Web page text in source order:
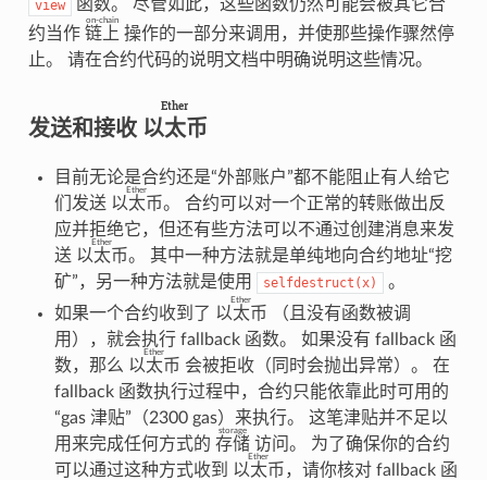
view
函数。 尽管如此，这些函数仍然可能会被其它合
约当作 链上
on-chain
操作的一部分来调用，并使那些操作骤然停
止。 请在合约代码的说明文档中明确说明这些情况。
发送和接收 以太币
Ether
目前无论是合约还是“外部账户”都不能阻止有人给它
们发送 以太币
Ether
。 合约可以对一个正常的转账做出反
应并拒绝它，但还有些方法可以不通过创建消息来发
送 以太币
Ether
。 其中一种方法就是单纯地向合约地址“挖
矿”，另一种方法就是使用
selfdestruct(x)
。
如果一个合约收到了 以太币
Ether
（且没有函数被调
用），就会执行 fallback 函数。 如果没有 fallback 函
数，那么 以太币
Ether
会被拒收（同时会抛出异常）。 在
fallback 函数执行过程中，合约只能依靠此时可用的
“gas 津贴”（2300 gas）来执行。 这笔津贴并不足以
用来完成任何方式的 存储
storage
访问。 为了确保你的合约
可以通过这种方式收到 以太币
Ether
，请你核对 fallback 函